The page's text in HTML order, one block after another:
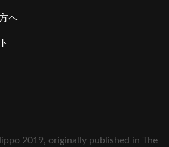
へ
2019, originally published in The